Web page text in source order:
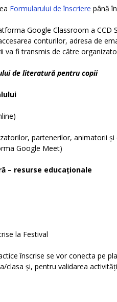
Formularului de înscriere până
Google Classroom a
conturilor, adresa de
va fi transmis de către
de literatură pentru copii
partenerilor, animatorii
Google Meet)
– resurse educaționale
la Festival
înscrise se vor conecta pe
clasa și, pentru validarea